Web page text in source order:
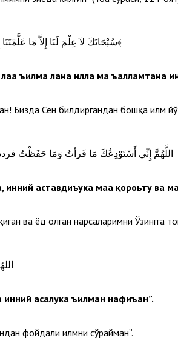
﴿سُبْحَانَكَ لاَ عِلْمَ لَنَا إِلاَّ مَا عَلَّمْتَنَا إِنَّكَ أَنتَ الْعَلِيمُ الْحَكِيمُ﴾
лаа ъилма лана илла ма ъалламтана
Бизда Сен билдиргандан бошқа илм
اللَّهُمَّ إِنِّي أَسْتَوْدِعُكَ مَا قَرأتُ وَمَا حَفَظْتُ
инний аставдиъука маа қороьту ва
ва ёд олган нарсаларимни Ўзингга
инний асалука ъилман нафиъан”.
фойдали илмни сўрайман”.